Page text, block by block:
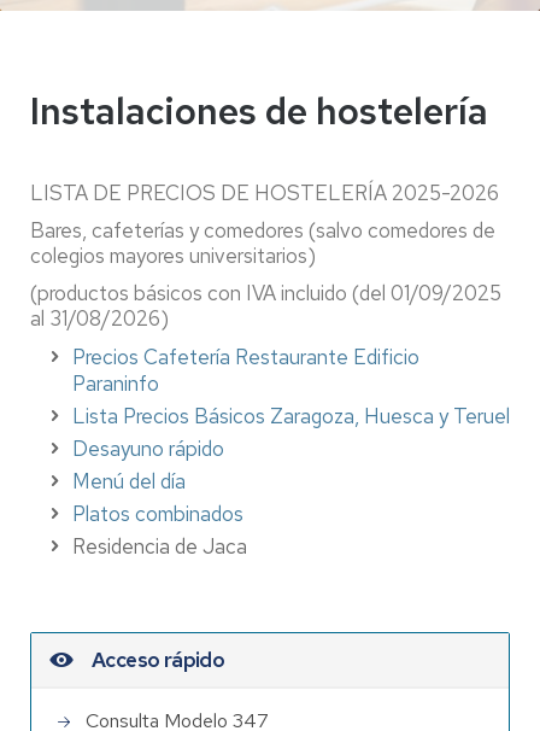
Instalaciones de hostelería
LISTA DE PRECIOS DE HOSTELERÍA 2025-2026
Bares, cafeterías y comedores (salvo comedores de
colegios mayores universitarios)
(productos básicos con IVA incluido (del 01/09/2025
al 31/08/2026)
Precios Cafetería Restaurante Edificio
Paraninfo
Lista Precios Básicos Zaragoza, Huesca y Teruel
Desayuno rápido
Menú del día
Platos combinados
Residencia de Jaca
Acceso rápido
Consulta Modelo 347